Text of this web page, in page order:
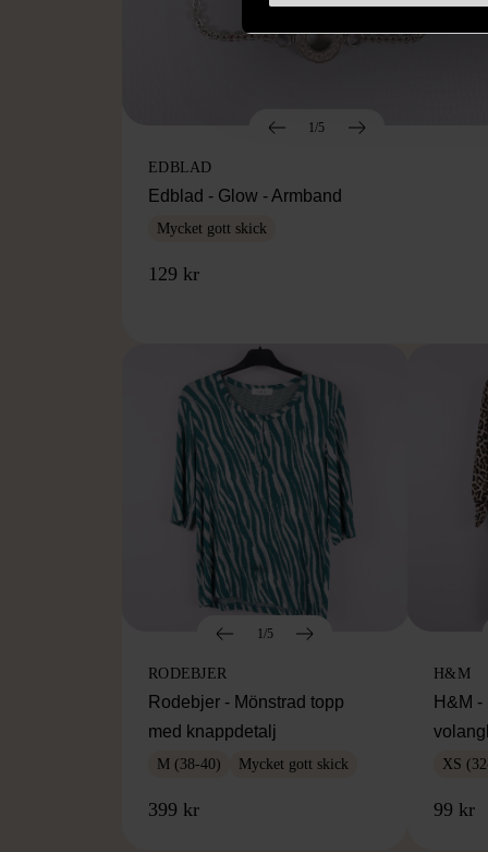
1/5
EDBLAD
Edblad - Glow - Armband
Mycket gott skick
129 kr
1/5
RODEBJER
Rodebjer - Mönstrad topp
med knappdetalj
M (38-40) Mycket gott skick
399 kr
H&M
H&M
XS
99 kr